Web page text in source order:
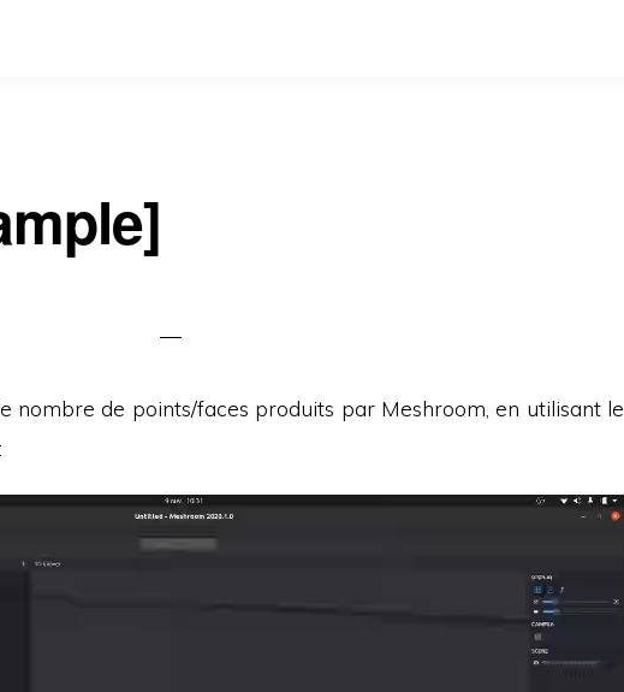
nombre de points/faces produits par Meshroom, en utilisant le